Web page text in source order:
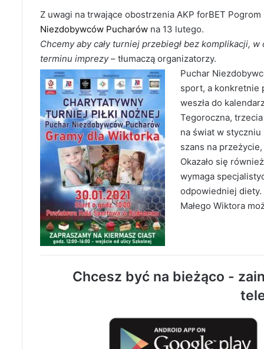
Z uwagi na trwające obostrzenia AKP forBET
Niezdobywców Pucharów na 13 lutego.
Chcemy aby cały turniej przebiegł bez komplikacji,
terminu imprezy– tłumaczą organizatorzy.
Puchar
sport, a konkretnie
weszła do
Tegoroczna,
na świat w styczniu
szans na
Okazało się
wymaga
odpowiedniej diety.
Małego Wiktora
Chcesz być na bieżąco -